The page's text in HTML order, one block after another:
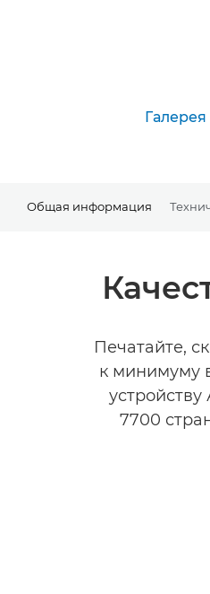
Галерея
Общая информация
Печатайте,
к минимуму
7700